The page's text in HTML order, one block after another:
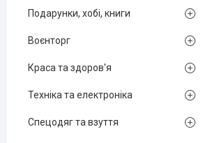
Подарунки, хобі, книги
Воєнторг
Краса та здоров'я
Техніка та електроніка
Спецодяг та взуття